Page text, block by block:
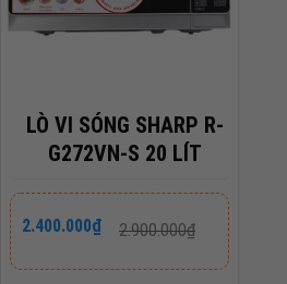
LÒ VI SÓNG SHARP R-
G272VN-S 20 LÍT
2.900.000₫
gốc
2.900.000₫.
2.400.000₫
hiện
là: